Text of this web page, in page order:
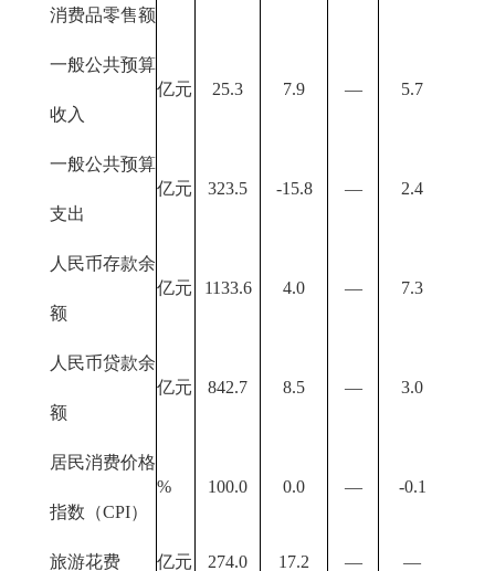
消费品零售额
一般公共预算
收入
亿元 25.3 7.9 — 5.7
一般公共预算
支出
亿元 323.5 -15.8 — 2.4
人民币存款余
额
亿元 1133.6 4.0 — 7.3
人民币贷款余
额
亿元 842.7 8.5 — 3.0
居民消费价格
指数（CPI）
% 100.0 0.0 — -0.1
旅游花费 亿元 274.0 17.2 — —